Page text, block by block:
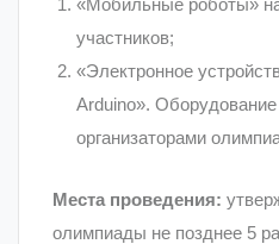
«Мобильные роботы»
участников;
«Электронное
Arduinо».
организаторами
Места проведения:
олимпиады не позднее 5